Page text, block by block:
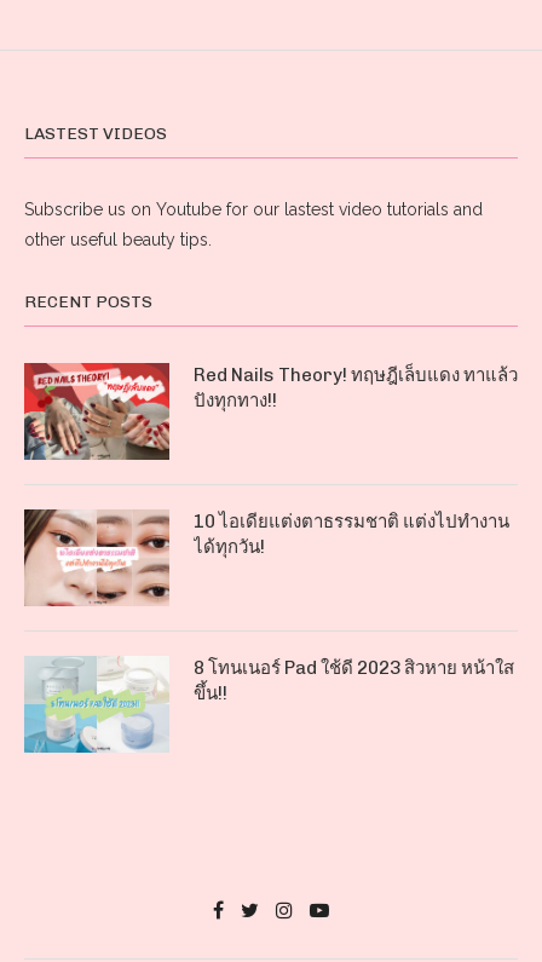
LASTEST VIDEOS
Subscribe us on Youtube for our lastest video tutorials and
other useful beauty tips.
RECENT POSTS
Red Nails Theory! ทฤษฎีเล็บแดง ทาแล้ว
ปังทุกทาง!!
10 ไอเดียแต่งตาธรรมชาติ แต่งไปทำงาน
ได้ทุกวัน!
8 โทนเนอร์ Pad ใช้ดี 2023 สิวหาย หน้าใส
ขึ้น!!